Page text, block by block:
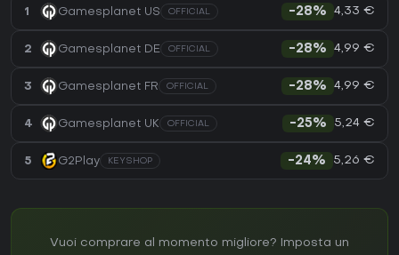
1 Gamesplanet US OFFICIAL -28% 4,33 €
2 Gamesplanet DE OFFICIAL -28% 4,99 €
3 Gamesplanet FR OFFICIAL -28% 4,99 €
4 Gamesplanet UK OFFICIAL -25% 5,24 €
5 G2Play KEYSHOP -24% 5,26 €
Vuoi comprare al momento migliore? Imposta un